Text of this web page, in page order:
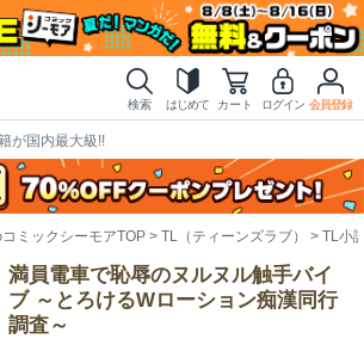
検索 はじめて カート ログイン 会員登録
が国内最大級!!
ミックシーモアTOP TL（ティーンズラブ） TL小
満員電車で恥辱のヌルヌル触手バイ
ブ ～とろけるWローション痴漢同行
調査～